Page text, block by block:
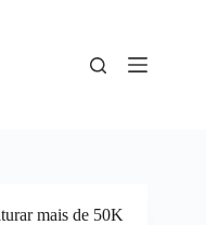
mais de 50K